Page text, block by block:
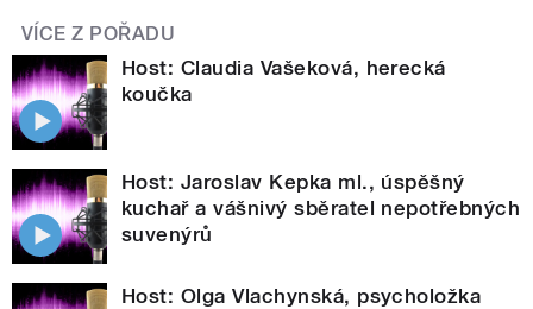
VÍCE Z POŘADU
Host: Claudia Vašeková, herecká
koučka
Host: Jaroslav Kepka ml., úspěšný
kuchař a vášnivý sběratel nepotřebných
suvenýrů
Host: Olga Vlachynská, psycholožka